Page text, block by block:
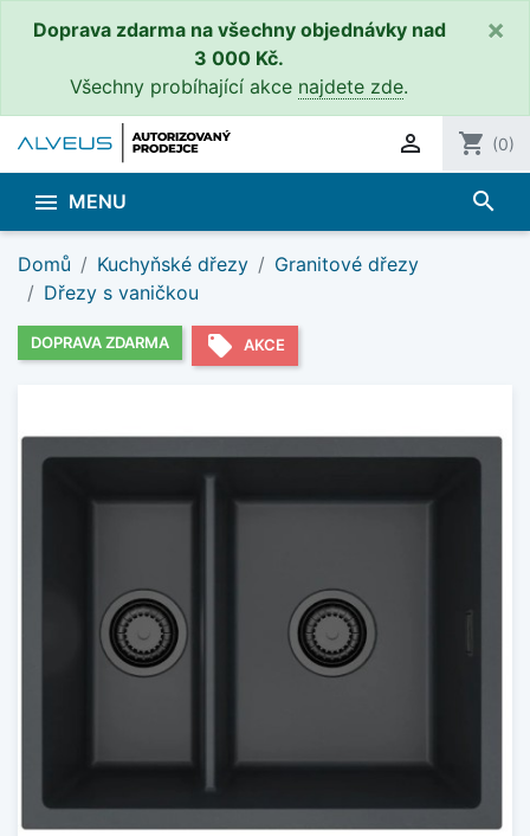
Doprava zdarma na všechny objednávky nad
3 000 Kč.
Všechny probíhající akce najdete zde.
×
 shopping_cart (0)
 MENU search
Domů Kuchyňské dřezy
Granitové dřezy
Dřezy s vaničkou
DOPRAVA ZDARMA local_offer AKCE